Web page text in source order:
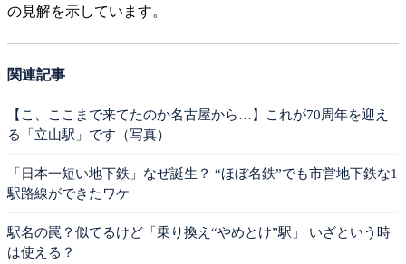
の見解を示しています。
関連記事
【こ、ここまで来てたのか名古屋から…】これが70周年を迎え
る「立山駅」です（写真）
「日本一短い地下鉄」なぜ誕生？ “ほぼ名鉄”でも市営地下鉄な1
駅路線ができたワケ
駅名の罠？似てるけど「乗り換え“やめとけ”駅」 いざという時
は使える？